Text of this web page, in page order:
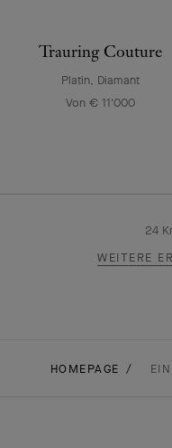
Trauring Couture
Platin, Diamant
Von € 11'000
24
WEITERE
HOMEPAGE